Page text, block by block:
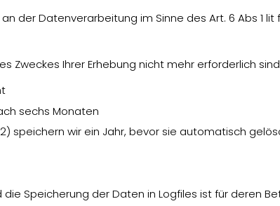
der Datenverarbeitung im Sinne des Art. 6 Abs 1 lit f
Zweckes Ihrer Erhebung nicht mehr erforderlich
sechs Monaten
speichern wir ein Jahr, bevor sie automatisch
Speicherung der Daten in Logfiles ist für deren